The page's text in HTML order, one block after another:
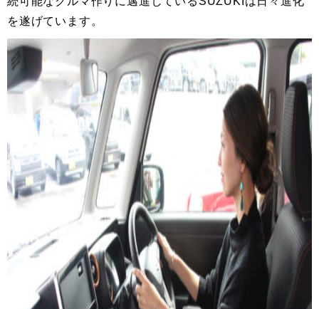
を遂げています。